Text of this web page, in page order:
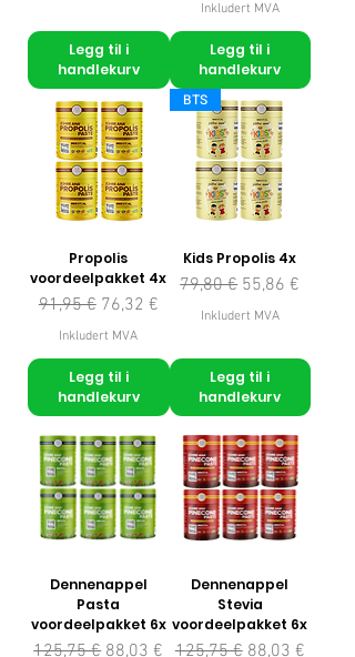
Legg til i
handlekurv
Inkludert MVA
Legg til i
handlekurv
Propolis
voordeelpakket 4x
Vanlig pris
91,95 € Salgspris
76,32 €
Inkludert MVA
Legg til i
handlekurv
BTS
Kids Propolis 4x
Vanlig pris
79,80 € Salgspris
55,86 €
Inkludert MVA
Legg til i
handlekurv
Dennenappel
Pasta
voordeelpakket 6x
Vanlig pris
125,75 € Salgspris
88,03 €
Dennenappel
Stevia
voordeelpakket 6x
Vanlig pris
125,75 € Salgspris
88,03 €